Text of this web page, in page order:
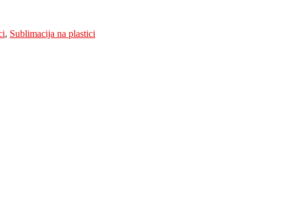
, Sublimacija na plastici